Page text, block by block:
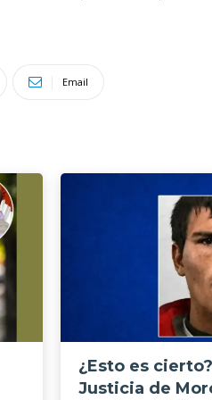
Email
¿Esto es
Justicia de